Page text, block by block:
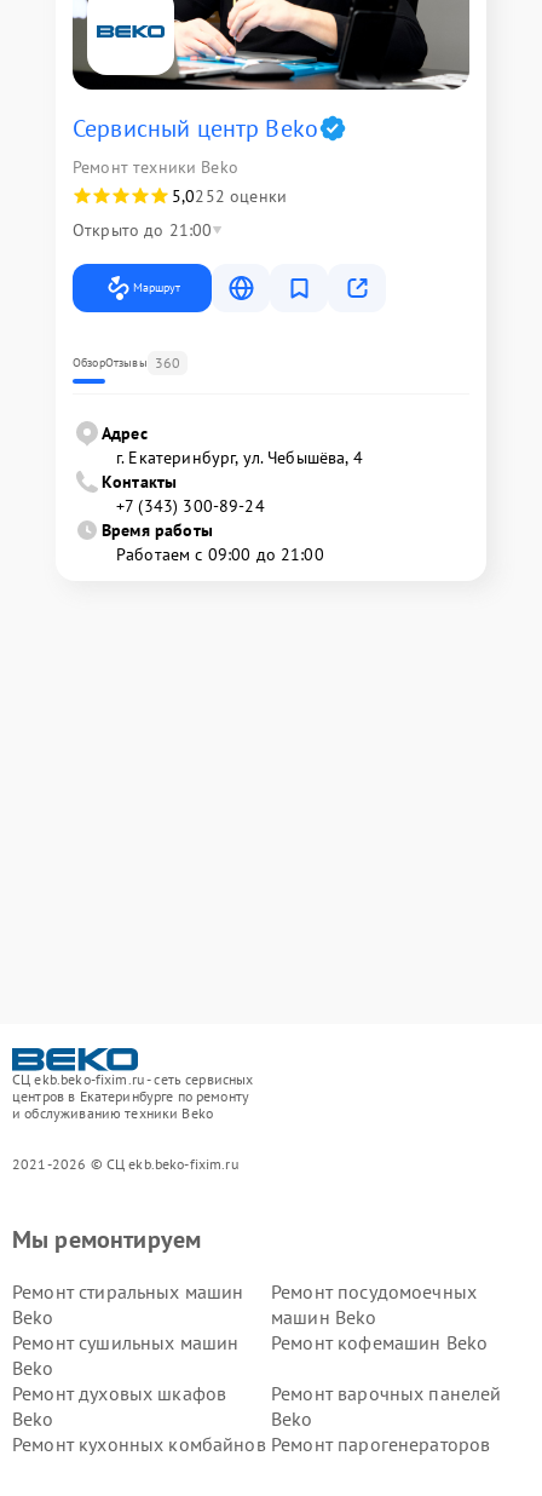
Сервисный центр Beko
Ремонт техники Beko
5,0252 оценки
Открыто до 21:00
Маршрут
ОбзорОтзывы 360
Адрес
г. Екатеринбург, ул. Чебышёва, 4
Контакты
+7 (343) 300-89-24
Время работы
Работаем с 09:00 до 21:00
СЦ ekb.beko-fixim.ru - сеть сервисных
центров в Екатеринбурге по ремонту
и обслуживанию техники Beko
2021-2026 © СЦ ekb.beko-fixim.ru
Мы ремонтируем
Ремонт стиральных машин
Beko
Ремонт посудомоечных
машин Beko
Ремонт сушильных машин
Beko
Ремонт кофемашин Beko
Ремонт духовых шкафов
Beko
Ремонт варочных панелей
Beko
Ремонт кухонных комбайнов Ремонт парогенераторов